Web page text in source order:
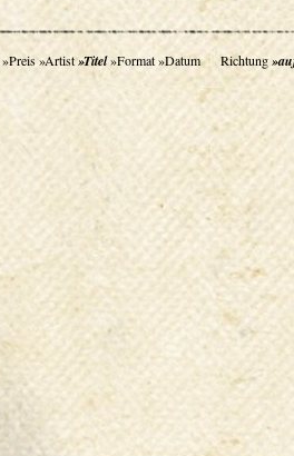
»Preis»Artist»Titel»Format»Datum Richtung